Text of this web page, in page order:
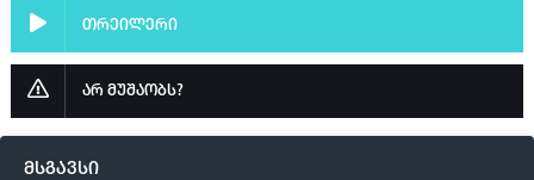
თრეილერი
არ მუშაობს?
მსგავსი